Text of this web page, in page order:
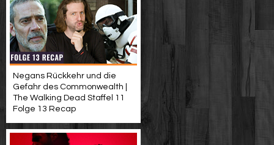
Negans Rückkehr und die
Gefahr des Commonwealth |
The Walking Dead Staffel 11
Folge 13 Recap